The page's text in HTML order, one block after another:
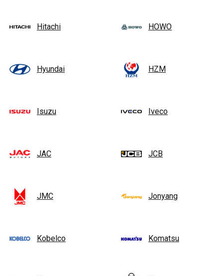
Hitachi HOWO
Hyundai HZM
Isuzu Iveco
JAC JCB
JMC Jonyang
Kobelco Komatsu